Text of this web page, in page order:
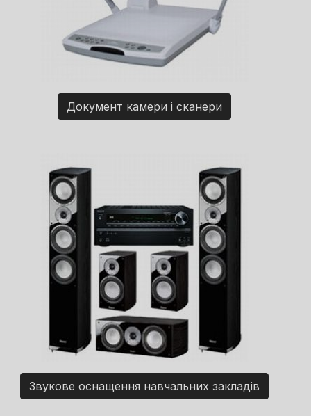
Документ камери і сканери
Звукове оснащення навчальних закладів